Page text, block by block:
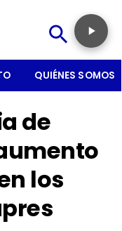
QUIÉNES SOMOS
de
los